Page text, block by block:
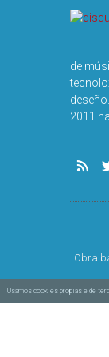
de
Usamos cookies propias e de